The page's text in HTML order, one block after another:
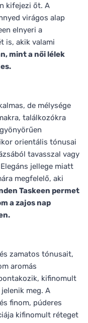
kifejezi őt. A
virágos alap
elnyeri a
is, akik valami
mint a női lélek
de mélysége
találkozókra
orientális tónusai
tavasszal vagy
jellege miatt
megfelelő, aki
Taskeen permet
a zajos nap
zamatos tónusait,
aromás
kifinomult
meg. A
finom, púderes
kifinomult réteget